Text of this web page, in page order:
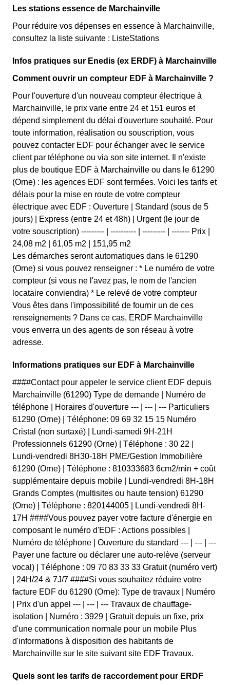
Les stations essence de Marchainville
Pour réduire vos dépenses en essence à Marchainville,
consultez la liste suivante : ListeStations
Infos pratiques sur Enedis (ex ERDF) à Marchainville
Comment ouvrir un compteur EDF à Marchainville ?
Pour l'ouverture d'un nouveau compteur électrique à
Marchainville, le prix varie entre 24 et 151 euros et
dépend simplement du délai d'ouverture souhaité. Pour
toute information, réalisation ou souscription, vous
pouvez contacter EDF pour échanger avec le service
client par téléphone ou via son site internet. Il n'existe
plus de boutique EDF à Marchainville ou dans le 61290
(Orne) : les agences EDF sont fermées. Voici les tarifs et
délais pour la mise en route de votre compteur
électrique avec EDF : Ouverture | Standard (sous de 5
jours) | Express (entre 24 et 48h) | Urgent (le jour de
votre souscription) --------- | ---------- | --------- | ------- Prix |
24,08 m2 | 61,05 m2 | 151,95 m2
Les démarches seront automatiques dans le 61290
(Orne) si vous pouvez renseigner : * Le numéro de votre
compteur (si vous ne l'avez pas, le nom de l'ancien
locataire conviendra) * Le relevé de votre compteur
Vous êtes dans l'impossibilité de fournir un de ces
renseignements ? Dans ce cas, ERDF Marchainville
vous enverra un des agents de son réseau à votre
adresse.
Informations pratiques sur EDF à Marchainville
####Contact pour appeler le service client EDF depuis
Marchainville (61290) Type de demande | Numéro de
téléphone | Horaires d'ouverture --- | --- | --- Particuliers
61290 (Orne) | Téléphone: 09 69 32 15 15 Numéro
Cristal (non surtaxé) | Lundi-samedi 9H-21H
Professionnels 61290 (Orne) | Téléphone : 30 22 |
Lundi-vendredi 8H30-18H PME/Gestion Immobilière
61290 (Orne) | Téléphone : 810333683 6cm2/min + coût
supplémentaire depuis mobile | Lundi-vendredi 8H-18H
Grands Comptes (multisites ou haute tension) 61290
(Orne) | Téléphone : 820144005 | Lundi-vendredi 8H-
17H ####Vous pouvez payer votre facture d'énergie en
composant le numéro d'EDF : Actions possibles |
Numéro de téléphone | Ouverture du standard --- | --- | ---
Payer une facture ou déclarer une auto-relève (serveur
vocal) | Téléphone : 09 70 83 33 33 Gratuit (numéro vert)
| 24H/24 & 7J/7 ####Si vous souhaitez réduire votre
facture EDF du 61290 (Orne): Type de travaux | Numéro
| Prix d'un appel --- | --- | --- Travaux de chauffage-
isolation | Numéro : 3929 | Gratuit depuis un fixe, prix
d'une communication normale pour un mobile Plus
d'informations à disposition des habitants de
Marchainville sur le site suivant site EDF Travaux.
Quels sont les tarifs de raccordement pour ERDF